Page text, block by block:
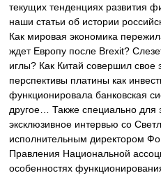
текущих тенденциях развития
наши статьи об истории
Как мировая экономика
ждет Европу после Brexit?
иглы? Как Китай совершил свое
перспективы платины как
функционировала банковская
другое… Также специально для
эксклюзивное интервью со
исполнительным директором
Правления Национальной
особенностях